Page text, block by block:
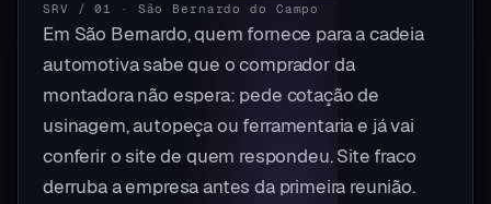
SRV / 01 · São Bernardo do Campo
Em São Bernardo, quem fornece para a cadeia
automotiva sabe que o comprador da
montadora não espera: pede cotação de
usinagem, autopeça ou ferramentaria e já vai
conferir o site de quem respondeu. Site fraco
derruba a empresa antes da primeira reunião.